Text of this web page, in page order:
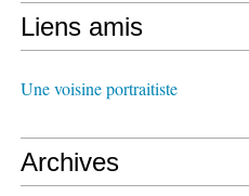
Liens amis
Une voisine portraitiste
Archives